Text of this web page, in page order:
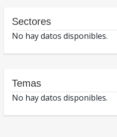
Sectores
No hay datos disponibles.
Temas
No hay datos disponibles.